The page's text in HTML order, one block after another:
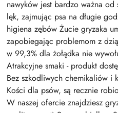
nawyków jest bardzo ważna
lęk, zajmując psa na długie
higiena zębów Żucie gryzaka
zapobiegając problemom z
w 99,3% dla żołądka nie
Atrakcyjne smaki - produkt
Bez szkodliwych chemikaliów i
Kości dla psów, są recznie
W naszej ofercie znajdziesz